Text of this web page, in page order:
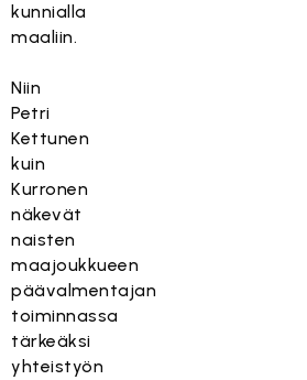
kunnialla
maaliin.
Niin
Petri
Kettunen
kuin
Kurronen
näkevät
naisten
maajoukkueen
päävalmentajan
toiminnassa
tärkeäksi
yhteistyön